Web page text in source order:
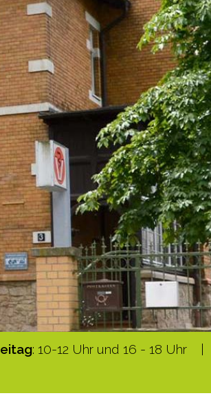
: 10-12 Uhr und 16 - 18 Uhr |